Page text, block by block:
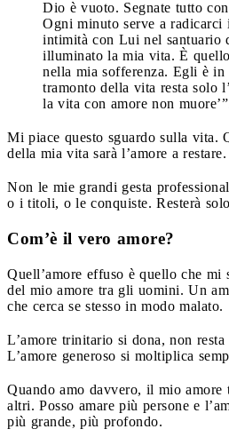
Dio è vuoto. Segnate tutto
Ogni minuto serve a radicarci
intimità con Lui nel santuario
illuminato la mia vita. È
nella mia sofferenza. Egli è in
tramonto della vita resta solo
la vita con amore non
Mi piace questo sguardo sulla vita.
della mia vita sarà l’amore a restare.
Non le mie grandi gesta
o i titoli, o le conquiste. Resterà
Com’è il vero amore?
Quell’amore effuso è quello che mi
del mio amore tra gli uomini. Un
che cerca se stesso in modo malato.
L’amore trinitario si dona, non resta
L’amore generoso si moltiplica
Quando amo davvero, il mio
altri. Posso amare più persone e
più grande, più profondo.